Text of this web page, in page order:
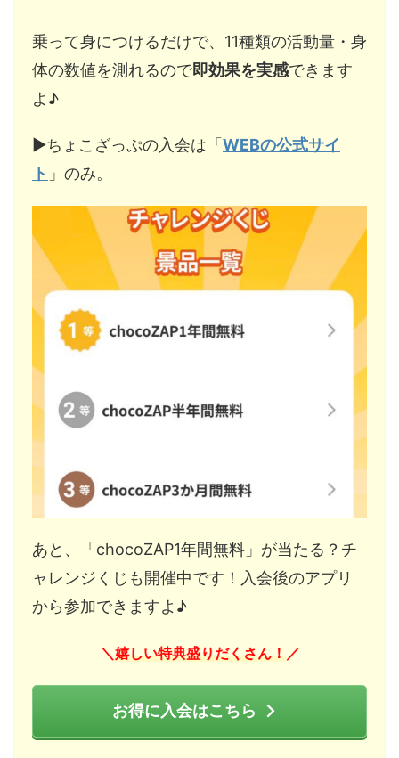
乗って身につけるだけで、11種類の活動量・身
体の数値を測れるので即効果を実感できます
よ♪
▶︎ちょこざっぷの入会は「 WEBの公式サイ
ト 」のみ。
あと、「chocoZAP1年間無料」が当たる？チ
ャレンジくじも開催中です！入会後のアプリ
から参加できますよ♪
＼ 嬉しい特典盛りだくさん！ ／
お得に入会はこちら